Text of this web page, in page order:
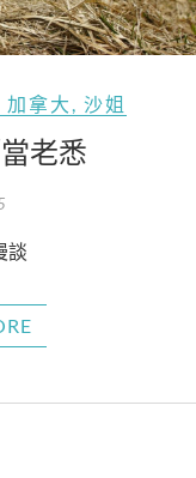
加拿大 ,沙姐
老悉
談